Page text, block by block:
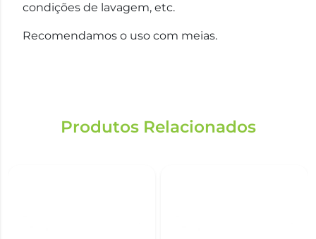
condições de lavagem, etc.
Recomendamos o uso com meias.
Produtos Relacionados